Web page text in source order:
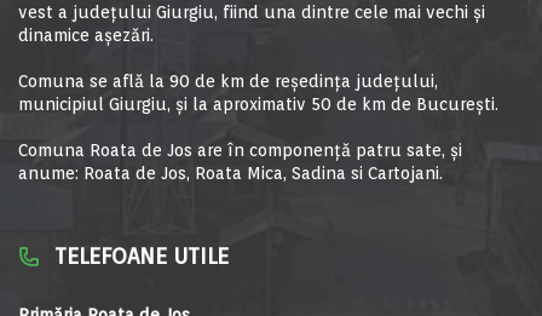
vest a judeţului Giurgiu, fiind una dintre cele mai vechi şi
dinamice aşezări.
Comuna se află la 90 de km de reşedinţa judeţului,
municipiul Giurgiu, şi la aproximativ 50 de km de Bucureşti.
Comuna Roata de Jos are în componență patru sate, și
anume: Roata de Jos, Roata Mica, Sadina si Cartojani.
TELEFOANE UTILE